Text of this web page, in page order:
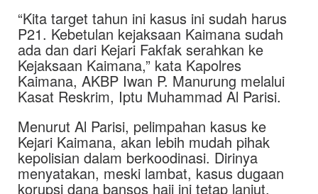
“Kita target tahun ini kasus ini sudah harus
P21. Kebetulan kejaksaan Kaimana sudah
ada dan dari Kejari Fakfak serahkan ke
Kejaksaan Kaimana,” kata Kapolres
Kaimana, AKBP Iwan P. Manurung melalui
Kasat Reskrim, Iptu Muhammad Al Parisi.
Menurut Al Parisi, pelimpahan kasus ke
Kejari Kaimana, akan lebih mudah pihak
kepolisian dalam berkoodinasi. Dirinya
menyatakan, meski lambat, kasus dugaan
korupsi dana bansos haji ini tetap lanjut.